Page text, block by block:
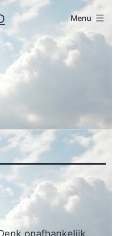
Menu
onafhankelijk